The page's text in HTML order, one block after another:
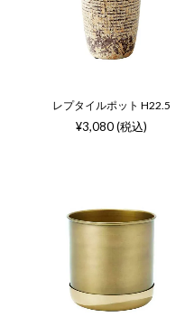
レプタイルポット H22.5
¥3,080 (税込)